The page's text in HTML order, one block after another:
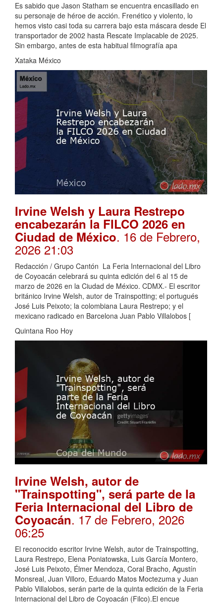
Es sabido que Jason Statham se encuentra encasillado en
su personaje de héroe de acción. Frenético y violento, lo
hemos visto casi toda su carrera bajo esta máscara desde El
transportador de 2002 hasta Rescate Implacable de 2025.
Sin embargo, antes de esta habitual filmografía apa
Xataka México
Irvine Welsh y Laura Restrepo
encabezarán la FILCO 2026 en
Ciudad de México. 16 de Febrero,
2026 21:03
Redacción / Grupo Cantón La Feria Internacional del Libro
de Coyoacán celebrará su quinta edición del 6 al 15 de
marzo de 2026 en la Ciudad de México. CDMX.- El escritor
británico Irvine Welsh, autor de Trainspotting; el portugués
José Luis Peixoto; la colombiana Laura Restrepo; y el
mexicano radicado en Barcelona Juan Pablo Villalobos [
Quintana Roo Hoy
Irvine Welsh, autor de
"Trainspotting", será parte de la
Feria Internacional del Libro de
Coyoacán. 17 de Febrero, 2026
06:25
El reconocido escritor Irvine Welsh, autor de Trainspotting,
Laura Restrepo, Elena Poniatowska, Luis García Montero,
José Luis Peixoto, Élmer Mendoza, Coral Bracho, Agustín
Monsreal, Juan Villoro, Eduardo Matos Moctezuma y Juan
Pablo Villalobos, serán parte de la quinta edición de la Feria
Internacional del Libro de Coyoacán (Filco).El encue